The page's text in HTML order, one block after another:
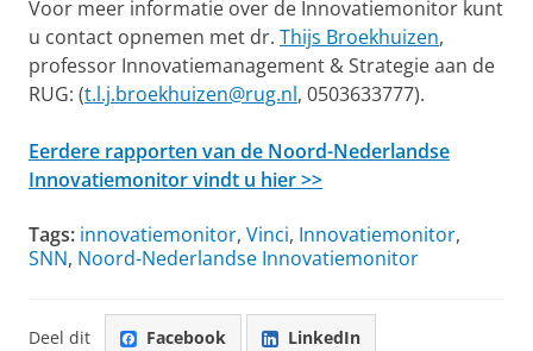
Voor meer informatie over de Innovatiemonitor kunt
u contact opnemen met dr. Thijs Broekhuizen,
professor Innovatiemanagement & Strategie aan de
RUG: (t.l.j.broekhuizen@rug.nl, 0503633777).
Eerdere rapporten van de Noord-Nederlandse
Innovatiemonitor vindt u hier >>
Tags: innovatiemonitor, Vinci, Innovatiemonitor,
SNN, Noord-Nederlandse Innovatiemonitor
Deel dit Facebook LinkedIn